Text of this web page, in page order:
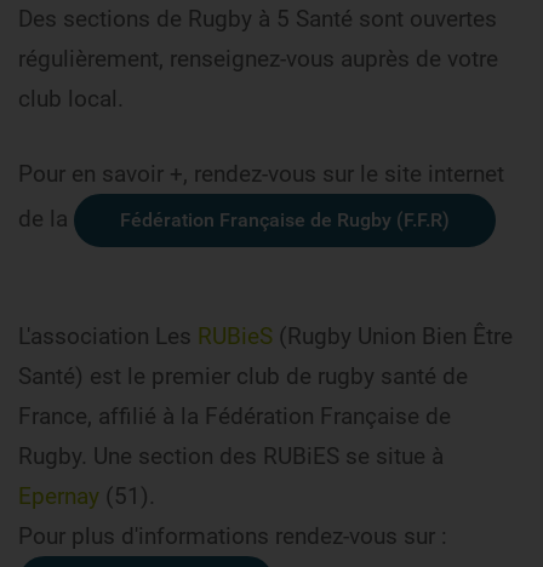
Des sections de Rugby à 5 Santé sont ouvertes
régulièrement, renseignez-vous auprès de votre
club local.
Pour en savoir +, rendez-vous sur le site internet
de la
Fédération Française de Rugby (F.F.R)
L'association Les RUBieS (Rugby Union Bien Être
Santé) est le premier club de rugby santé de
France, affilié à la Fédération Française de
Rugby. Une section des RUBiES se situe à
Epernay (51).
Pour plus d'informations rendez-vous sur :